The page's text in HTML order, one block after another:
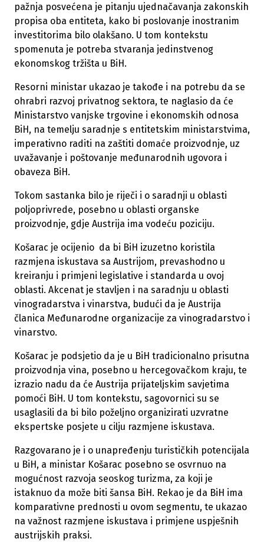
pažnja posvećena je pitanju ujednačavanja zakonskih
propisa oba entiteta, kako bi poslovanje inostranim
investitorima bilo olakšano. U tom kontekstu
spomenuta je potreba stvaranja jedinstvenog
ekonomskog tržišta u BiH.
Resorni ministar ukazao je takođe i na potrebu da se
ohrabri razvoj privatnog sektora, te naglasio da će
Ministarstvo vanjske trgovine i ekonomskih odnosa
BiH, na temelju saradnje s entitetskim ministarstvima,
imperativno raditi na zaštiti domaće proizvodnje, uz
uvažavanje i poštovanje međunarodnih ugovora i
obaveza BiH.
Tokom sastanka bilo je riječi i o saradnji u oblasti
poljoprivrede, posebno u oblasti organske
proizvodnje, gdje Austrija ima vodeću poziciju.
Košarac je ocijenio da bi BiH izuzetno koristila
razmjena iskustava sa Austrijom, prevashodno u
kreiranju i primjeni legislative i standarda u ovoj
oblasti. Akcenat je stavljen i na saradnju u oblasti
vinogradarstva i vinarstva, budući da je Austrija
članica Međunarodne organizacije za vinogradarstvo i
vinarstvo.
Košarac je podsjetio da je u BiH tradicionalno prisutna
proizvodnja vina, posebno u hercegovačkom kraju, te
izrazio nadu da će Austrija prijateljskim savjetima
pomoći BiH. U tom kontekstu, sagovornici su se
usaglasili da bi bilo poželjno organizirati uzvratne
ekspertske posjete u cilju razmjene iskustava.
Razgovarano je i o unapređenju turističkih potencijala
u BiH, a ministar Košarac posebno se osvrnuo na
mogućnost razvoja seoskog turizma, za koji je
istaknuo da može biti šansa BiH. Rekao je da BiH ima
komparativne prednosti u ovom segmentu, te ukazao
na važnost razmjene iskustava i primjene uspješnih
austrijskih praksi.